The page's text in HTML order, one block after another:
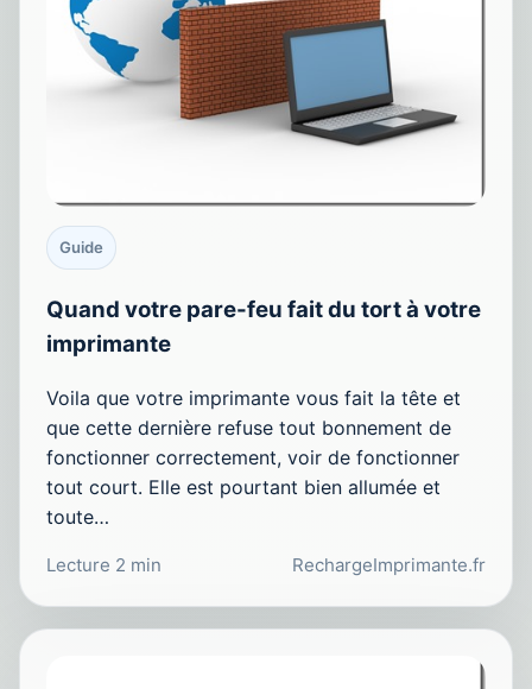
Guide
Quand votre pare-feu fait du tort à votre
imprimante
Voila que votre imprimante vous fait la tête et
que cette dernière refuse tout bonnement de
fonctionner correctement, voir de fonctionner
tout court. Elle est pourtant bien allumée et
toute…
Lecture 2 min RechargeImprimante.fr